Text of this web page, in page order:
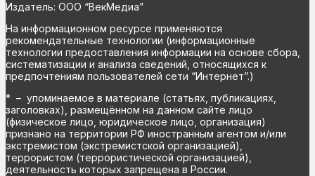
Издатель: ООО “ВекМедиа”
На информационном ресурсе применяются
рекомендательные технологии (информационные
технологии предоставления информации на основе сбора,
систематизации и анализа сведений, относящихся к
предпочтениям пользователей сети “Интернет”.)
* – упоминаемое в материале (статьях, публикациях,
заголовках), размещённом на данном сайте лицо
(физическое лицо, юридическое лицо, организация)
признано на территории РФ иностранным агентом и/или
экстремистом (экстремистской организацией),
террористом (террористической организацией),
деятельность которых запрещена в России.